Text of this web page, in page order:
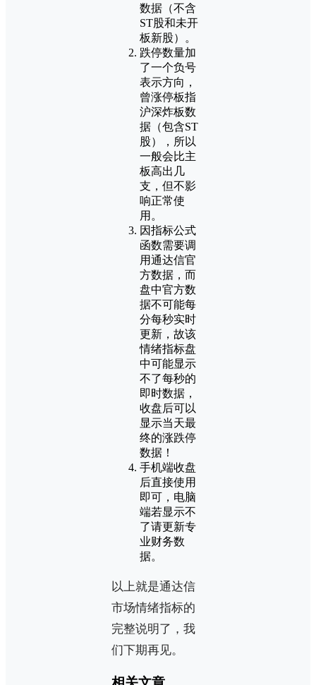
数据（不含
ST股和未开
板新股）。
跌停数量加
了一个负号
表示方向，
曾涨停板指
沪深炸板数
据（包含ST
股），所以
一般会比主
板高出几
支，但不影
响正常使
用。
因指标公式
函数需要调
用通达信官
方数据，而
盘中官方数
据不可能每
分每秒实时
更新，故该
情绪指标盘
中可能显示
不了每秒的
即时数据，
收盘后可以
显示当天最
终的涨跌停
数据！
手机端收盘
后直接使用
即可，电脑
端若显示不
了请更新专
业财务数
据。
以上就是通达信
市场情绪指标的
完整说明了，我
们下期再见。